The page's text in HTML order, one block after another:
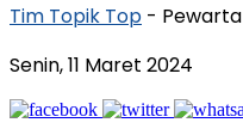
Tim Topik Top - Pewarta
Senin, 11 Maret 2024